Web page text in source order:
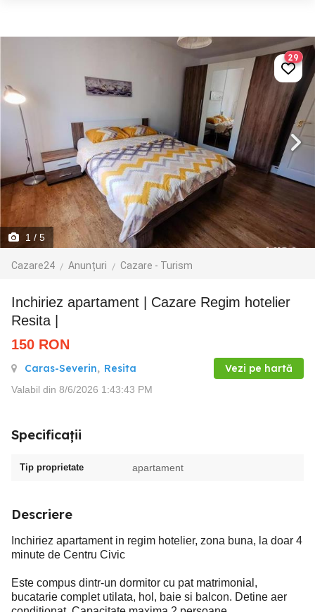
1 / 5
Cazare24 Anunțuri Cazare - Turism
29
Inchiriez apartament | Cazare Regim hotelier
Resita |
150 RON
Caras-Severin, Resita Vezi pe hartă
Valabil din 8/6/2026 1:43:43 PM
Specificații
Tip proprietate apartament
Descriere
Inchiriez apartament in regim hotelier, zona buna, la doar 4
minute de Centru Civic
Este compus dintr-un dormitor cu pat matrimonial,
bucatarie complet utilata, hol, baie si balcon. Detine aer